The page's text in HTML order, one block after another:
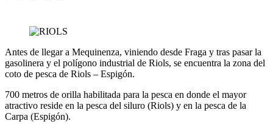
Antes de llegar a Mequinenza, viniendo desde Fraga y tras pasar la
gasolinera y el polígono industrial de Riols, se encuentra la zona del
coto de pesca de Riols – Espigón.
700 metros de orilla habilitada para la pesca en donde el mayor
atractivo reside en la pesca del siluro (Riols) y en la pesca de la
Carpa (Espigón).